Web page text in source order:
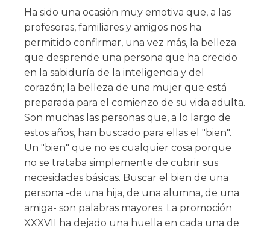
Ha sido una ocasión muy emotiva que, a las
profesoras, familiares y amigos nos ha
permitido confirmar, una vez más, la belleza
que desprende una persona que ha crecido
en la sabiduría de la inteligencia y del
corazón; la belleza de una mujer que está
preparada para el comienzo de su vida adulta.
Son muchas las personas que, a lo largo de
estos años, han buscado para ellas el "bien".
Un "bien" que no es cualquier cosa porque
no se trataba simplemente de cubrir sus
necesidades básicas. Buscar el bien de una
persona -de una hija, de una alumna, de una
amiga- son palabras mayores. La promoción
XXXVII ha dejado una huella en cada una de